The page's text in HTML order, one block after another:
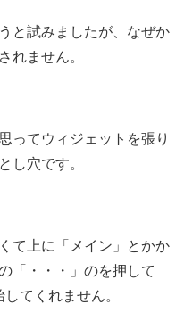
と試みましたが、なぜか
れません。
ってウィジェットを張り
し穴です。
て上に「メイン」とかか
「・・・」のを押して
てくれません。